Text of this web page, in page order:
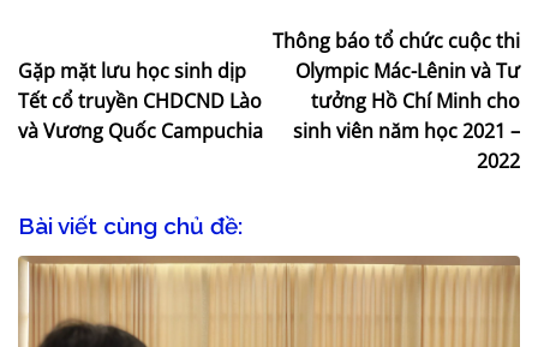
Gặp mặt lưu học sinh dịp
Tết cổ truyền CHDCND Lào
và Vương Quốc Campuchia
Thông báo tổ chức cuộc thi
Olympic Mác-Lênin và Tư
tưởng Hồ Chí Minh cho
sinh viên năm học 2021 –
2022
Bài viết cùng chủ đề: